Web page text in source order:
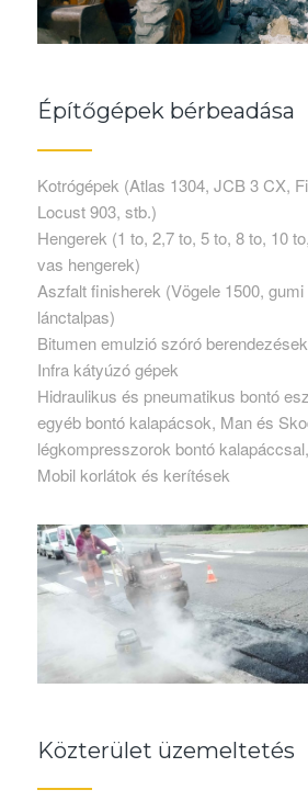
Építőgépek bérbeadása
Kotrógépek (Atlas 1304, JCB 3 CX,
Locust 903, stb.)
Hengerek (1 to, 2,7 to, 5 to, 8 to, 10
vas hengerek)
Aszfalt finisherek (Vögele 1500,
lánctalpas)
Bitumen emulzió szóró berendezések
Infra kátyúzó gépek
Hidraulikus és pneumatikus bontó
egyéb bontó kalapácsok, Man és
légkompresszorok bontó
Mobil korlátok és kerítések
Közterület üzemeltetés